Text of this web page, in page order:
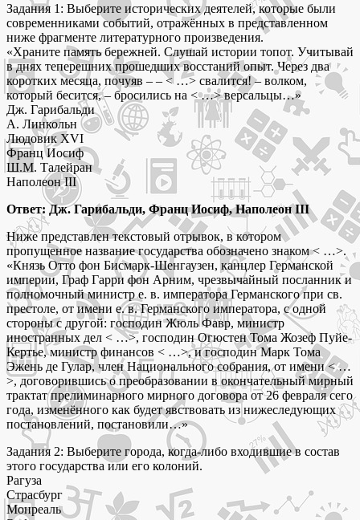
Задания 1: Выберите исторических деятелей, которые были
современниками событий, отражённых в представленном
ниже фрагменте литературного произведения.
«Храните память бережней. Слушай истории топот. Учитывай
в днях теперешних прошедших восстаний опыт. Через два
коротких месяца, почуяв – – < …> свалится! – волком,
который бесится, – бросились на < …> версальцы…»
Дж. Гарибальди
А. Линкольн
Людовик XVI
Франц Иосиф
Ш.М. Талейран
Наполеон III
Ответ: Дж. Гарибальди, Франц Иосиф, Наполеон III
Ниже представлен текстовый отрывок, в котором
пропущенное название государства обозначено знаком < …>.
«Князь Отто фон Бисмарк-Шенгаузен, канцлер Германской
империи, Граф Гарри фон Арним, чрезвычайный посланник и
полномочный министр е. в. императора Германского при св.
престоле, от имени е. в. Германского императора, с одной
стороны с другой: господин Жюль Фавр, министр
иностранных дел < …>, господин Огюстен Тома Жозеф Пуйе-
Кертье, министр финансов < …>, и господин Марк Тома
Эжень де Гулар, член Национального собрания, от имени < …
>, договорившись о преобразовании в окончательный мирный
трактат прелиминарного мирного договора от 26 февраля сего
года, изменённого как будет явствовать из нижеследующих
постановлений, постановили…»
Задания 2: Выберите города, когда-либо входившие в состав
этого государства или его колоний.
Рагуза
Страсбург
Монреаль